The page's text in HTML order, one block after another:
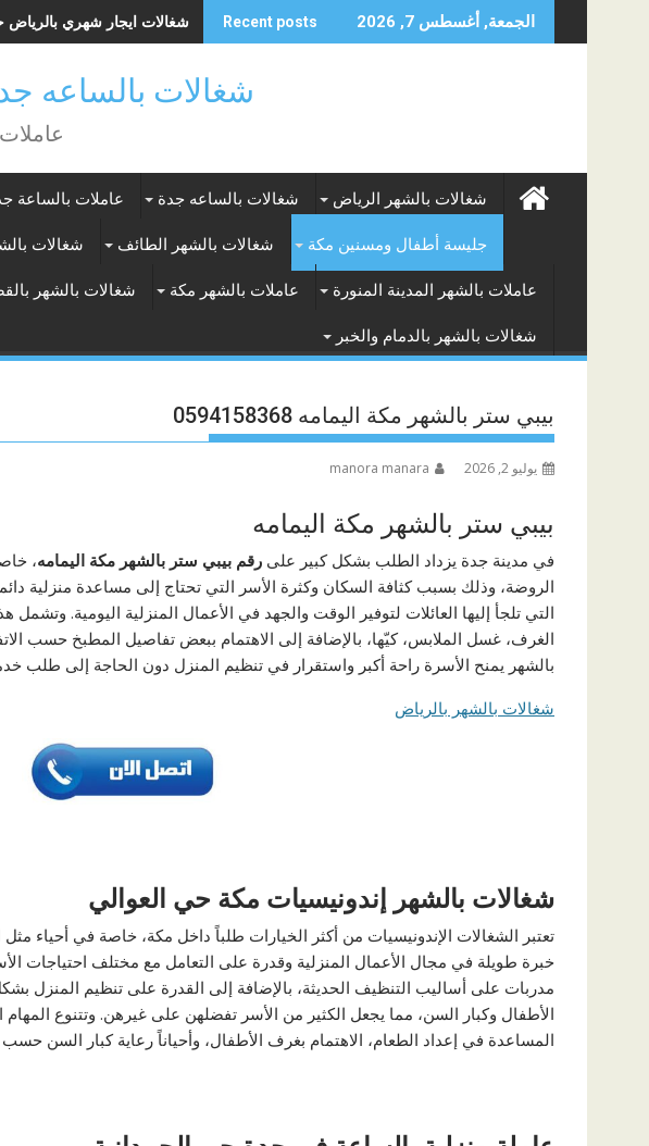
to
الجمعة, أغسطس 7, 2026 Recent posts شغالات ايجار شهري بالرياض حى لبن
شغالات بالساعه جده 0594158368-
عاملات
شغالات بالشهر الرياض شغالات بالساعه جدة عاملات بالساعة
جليسة أطفال ومسنين مكة شغالات بالشهر الطائف شغالات
عاملات بالشهر المدينة المنورة عاملات بالشهر مكة شغالات بالشهر
شغالات بالشهر بالدمام والخبر
بيبي ستر بالشهر مكة اليمامه 0594158368
يوليو 2, 2026 manora manara
بيبي ستر بالشهر مكة اليمامه
في مدينة جدة يزداد الطلب بشكل كبير على رقم بيبي ستر بالشهر مكة اليمامه،
الروضة، وذلك بسبب كثافة السكان وكثرة الأسر التي تحتاج إلى مساعدة منزلية
التي تلجأ إليها العائلات لتوفير الوقت والجهد في الأعمال المنزلية اليومية.
الغرف، غسل الملابس، كيّها، بالإضافة إلى الاهتمام ببعض تفاصيل المطبخ حسب
بالشهر يمنح الأسرة راحة أكبر واستقرار في تنظيم المنزل دون الحاجة إلى طلب
شغالات بالشهر بالرياض
شغالات بالشهر إندونيسيات مكة حي العوالي
تعتبر الشغالات الإندونيسيات من أكثر الخيارات طلباً داخل مكة، خاصة في أحياء
خبرة طويلة في مجال الأعمال المنزلية وقدرة على التعامل مع مختلف احتياجات
مدربات على أساليب التنظيف الحديثة، بالإضافة إلى القدرة على تنظيم المنزل
الأطفال وكبار السن، مما يجعل الكثير من الأسر تفضلهن على غيرهن. وتتنوع المهام
المساعدة في إعداد الطعام، الاهتمام بغرف الأطفال، وأحياناً رعاية كبار السن حسب